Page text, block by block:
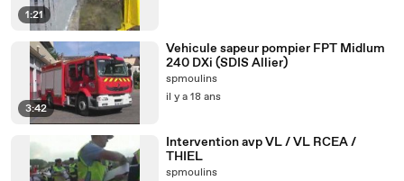
1:21
3:42
Vehicule sapeur pompier FPT Midlum
240 DXi (SDIS Allier)
spmoulins
il y a 18 ans
Intervention avp VL / VL RCEA /
THIEL
spmoulins